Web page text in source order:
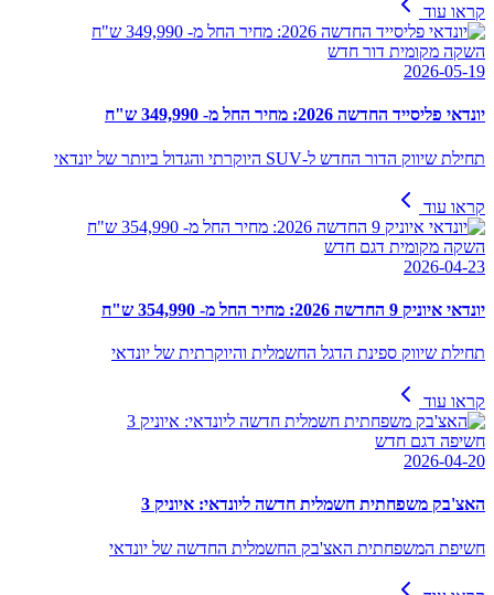
קראו עוד
השקה מקומית דור חדש
2026-05-19
יונדאי פליסייד החדשה 2026: מחיר החל מ- 349,990 ש"ח
תחילת שיווק הדור החדש ל-SUV היוקרתי והגדול ביותר של יונדאי
קראו עוד
השקה מקומית דגם חדש
2026-04-23
יונדאי איוניק 9 החדשה 2026: מחיר החל מ- 354,990 ש"ח
תחילת שיווק ספינת הדגל החשמלית והיוקרתית של יונדאי
קראו עוד
חשיפה דגם חדש
2026-04-20
האצ'בק משפחתית חשמלית חדשה ליונדאי: איוניק 3
חשיפת המשפחתית האצ'בק החשמלית החדשה של יונדאי